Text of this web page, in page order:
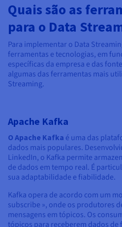
Quais são as
para o Data
Para implementar o Data
ferramentas e tecnologias, em
específicas da empresa e das
algumas das ferramentas mais
Streaming.
Apache Kafka
O Apache Kafka é uma das
dados mais populares.
LinkedIn, o Kafka permite
de dados em tempo real. É
sua adaptabilidade e fiabilidade.
Kafka opera de acordo com um
subscribe », onde os produtores
mensagens em tópicos. Os
tópicos para receberem dados